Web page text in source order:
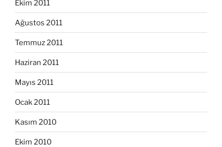
Ekim 2011
Ağustos 2011
Temmuz 2011
Haziran 2011
Mayıs 2011
Ocak 2011
Kasım 2010
Ekim 2010